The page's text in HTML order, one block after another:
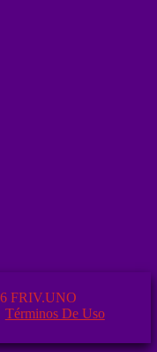
FRIV.UNO
Términos De Uso